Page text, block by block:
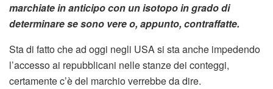
marchiate in anticipo con un isotopo in grado di
determinare se sono vere o, appunto, contraffatte.
Sta di fatto che ad oggi negli USA si sta anche impedendo
l’accesso ai repubblicani nelle stanze dei conteggi,
certamente c’è del marchio verrebbe da dire.